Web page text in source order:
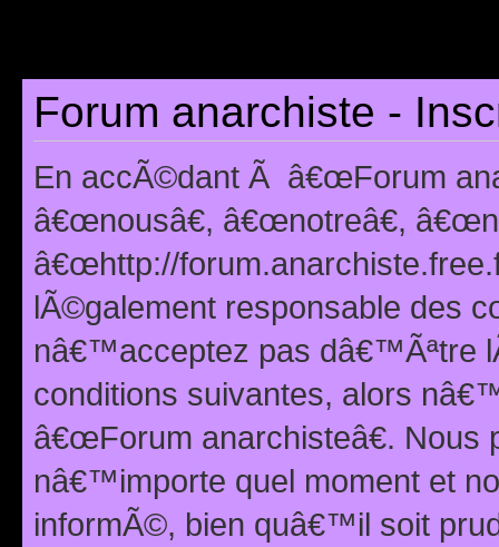
Forum anarchiste -
En accÃ©dant Ã â€œForum
â€œnousâ€, â€œnotreâ€,
â€œhttp://
lÃ©galement responsable des
nâ€™acceptez pas dâ€™Ãªtre
conditions suivantes, alors
â€œForum anarchisteâ€.
nâ€™importe quel moment et
informÃ©, bien quâ€™il soit